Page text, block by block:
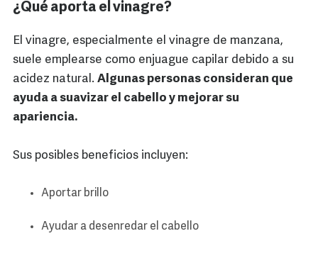
¿Qué aporta el vinagre?
El vinagre, especialmente el vinagre de manzana,
suele emplearse como enjuague capilar debido a su
acidez natural. Algunas personas consideran que
ayuda a suavizar el cabello y mejorar su
apariencia.
Sus posibles beneficios incluyen:
Aportar brillo
Ayudar a desenredar el cabello